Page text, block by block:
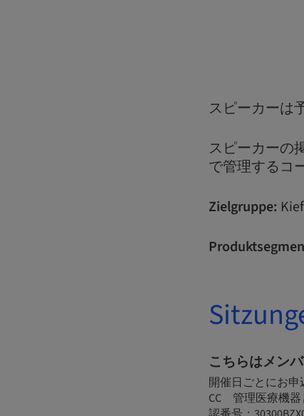
スピーカーは
スピーカーの
で管理するコ
Zielgruppe:
こちらはメン
開催日ごとにお
CC 管理医療機器